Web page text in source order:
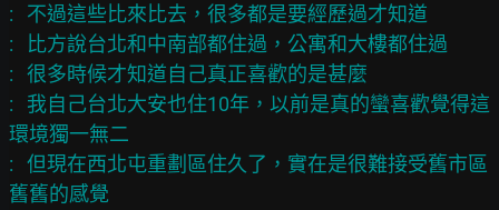
:   不過這些比來比去，很多都是要經歷過才知道
:   比方說台北和中南部都住過，公寓和大樓都住過
:   很多時候才知道自己真正喜歡的是甚麼
:   我自己台北大安也住10年，以前是真的蠻喜歡覺得這
環境獨一無二
:   但現在西北屯重劃區住久了，實在是很難接受舊市區
舊舊的感覺